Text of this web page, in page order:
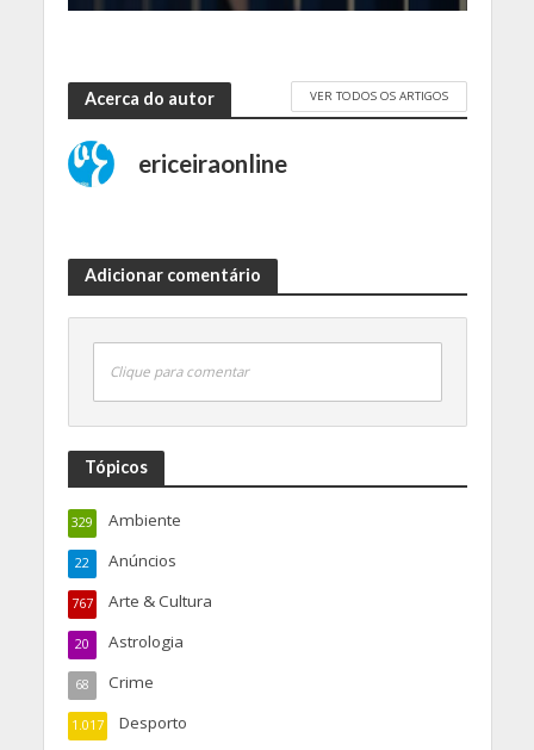
Acerca do autor VER TODOS OS ARTIGOS
ericeiraonline
Adicionar comentário
Clique para comentar
Tópicos
Ambiente
329
Anúncios
22
Arte & Cultura
767
Astrologia
20
Crime
68
Desporto
1.017